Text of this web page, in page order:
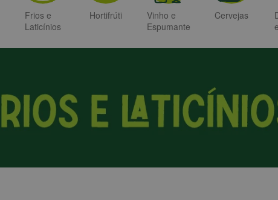
Frios e
Laticínios
Hortifrúti
Vinho e
Espumante
Cervejas